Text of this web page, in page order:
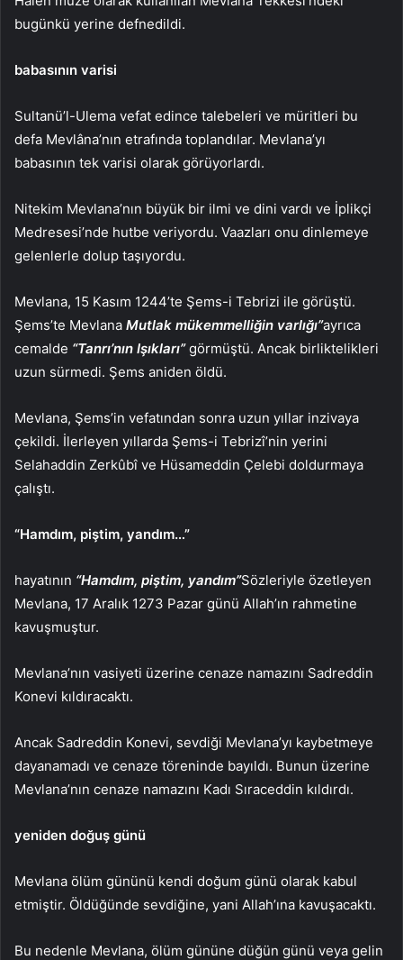
bugünkü yerine defnedildi.
babasının varisi
Sultanü’l-Ulema vefat edince talebeleri ve müritleri bu
defa Mevlâna’nın etrafında toplandılar. Mevlana’yı
babasının tek varisi olarak görüyorlardı.
Nitekim Mevlana’nın büyük bir ilmi ve dini vardı ve İplikçi
Medresesi’nde hutbe veriyordu. Vaazları onu dinlemeye
gelenlerle dolup taşıyordu.
Mevlana, 15 Kasım 1244’te Şems-i Tebrizi ile görüştü.
Şems’te Mevlana Mutlak mükemmelliğin varlığı”ayrıca
cemalde “Tanrı’nın Işıkları”görmüştü. Ancak birliktelikleri
uzun sürmedi. Şems aniden öldü.
Mevlana, Şems’in vefatından sonra uzun yıllar inzivaya
çekildi. İlerleyen yıllarda Şems-i Tebrizî’nin yerini
Selahaddin Zerkûbî ve Hüsameddin Çelebi doldurmaya
çalıştı.
“Hamdım, piştim, yandım…”
hayatının “Hamdım, piştim, yandım”Sözleriyle özetleyen
Mevlana, 17 Aralık 1273 Pazar günü Allah’ın rahmetine
kavuşmuştur.
Mevlana’nın vasiyeti üzerine cenaze namazını Sadreddin
Konevi kıldıracaktı.
Ancak Sadreddin Konevi, sevdiği Mevlana’yı kaybetmeye
dayanamadı ve cenaze töreninde bayıldı. Bunun üzerine
Mevlana’nın cenaze namazını Kadı Sıraceddin kıldırdı.
yeniden doğuş günü
Mevlana ölüm gününü kendi doğum günü olarak kabul
etmiştir. Öldüğünde sevdiğine, yani Allah’ına kavuşacaktı.
Bu nedenle Mevlana, ölüm gününe düğün günü veya gelin